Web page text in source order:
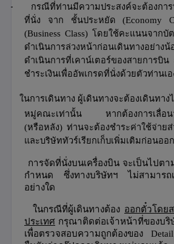
-
กรณีที่ท่านมีความประสงค์จะต้องกา
ที่นั่ง จาก
ชั้นประหยัด (Economy
(Business Class) โดยใช้คะแนนจากบั
ดำเนินการล่วงหน้าก่อนเดินทางอย่างน้
ดำเนินการที่เคาน์เตอร์ของสายการบิ
ชำระเงินเพื่ออัพเกรดที่นั่งด้วยตัวท่านเ
ในการเดินทาง ผู้เดินทางจะต้องเดินทางไ
หมู่คณะเท่านั้น หากต้องการเลื่อนวั
(หรือหลัง) ท่านจะต้องชำระค่าใช้จ่าย
และบริษัททัวร์เรียกเก็บเพิ่มเติมก่อนออ
การจัดที่นั่งบนเครื่องบิน จะเป็นไปต
กำหนด ซึ่งทางบริษัทฯ ไม่สามารถ
อย่างใด
ในกรณีที่ผู้เดินทางต้อง ออกตั๋วโดย
ประเทศ กรุณาติดต่อเจ้าหน้าที่ของบริ
เพื่อตรวจสอบความถูกต้องของ